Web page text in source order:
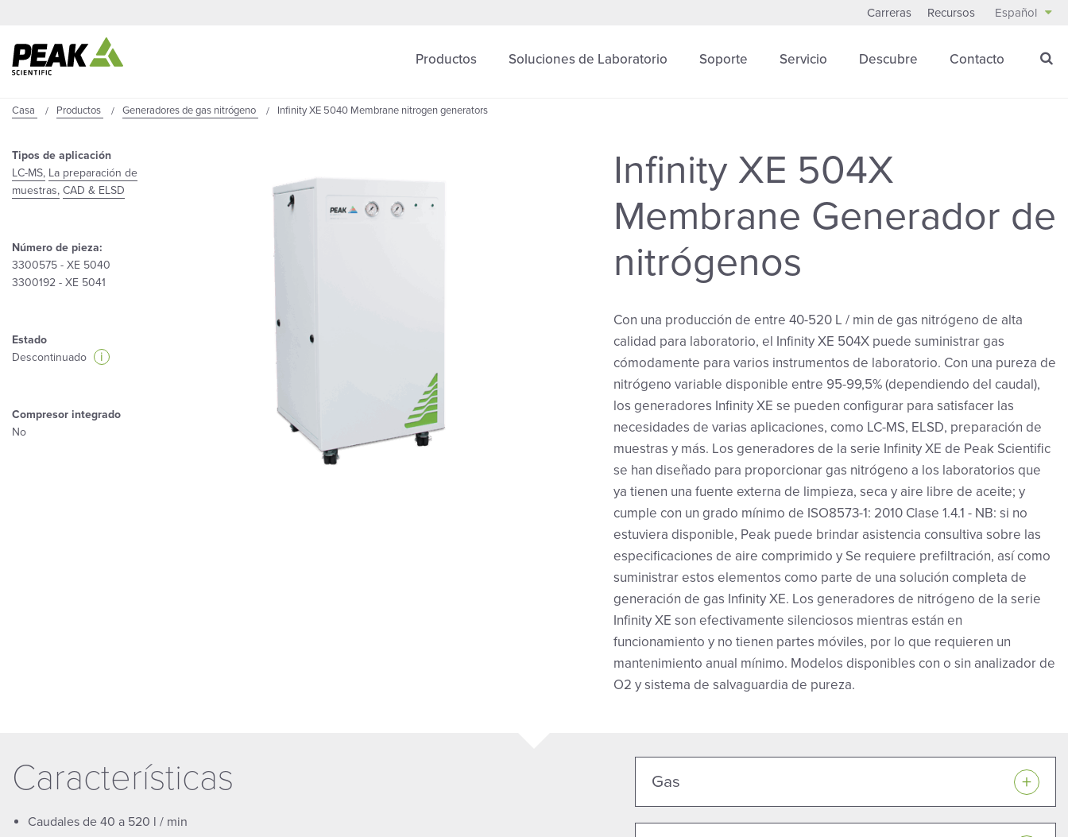
Carreras Recursos Español
Productos Soluciones de Laboratorio Soporte Servicio Descubre Contacto
Casa Productos Generadores de gas nitrógeno Infinity XE 5040 Membrane nitrogen generators
Tipos de aplicación
LC-MS, La preparación de
muestras, CAD & ELSD
Número de pieza:
3300575 - XE 5040
3300192 - XE 5041
Estado
Descontinuado
i
Compresor integrado
No
Infinity XE 504X
Membrane Generador de
nitrógenos
Con una producción de entre 40-520 L / min de gas nitrógeno de alta
calidad para laboratorio, el Infinity XE 504X puede suministrar gas
cómodamente para varios instrumentos de laboratorio. Con una pureza de
nitrógeno variable disponible entre 95-99,5% (dependiendo del caudal),
los generadores Infinity XE se pueden configurar para satisfacer las
necesidades de varias aplicaciones, como LC-MS, ELSD, preparación de
muestras y más. Los generadores de la serie Infinity XE de Peak Scientific
se han diseñado para proporcionar gas nitrógeno a los laboratorios que
ya tienen una fuente externa de limpieza, seca y aire libre de aceite; y
cumple con un grado mínimo de ISO8573-1: 2010 Clase 1.4.1 - NB: si no
estuviera disponible, Peak puede brindar asistencia consultiva sobre las
especificaciones de aire comprimido y Se requiere prefiltración, así como
suministrar estos elementos como parte de una solución completa de
generación de gas Infinity XE. Los generadores de nitrógeno de la serie
Infinity XE son efectivamente silenciosos mientras están en
funcionamiento y no tienen partes móviles, por lo que requieren un
mantenimiento anual mínimo. Modelos disponibles con o sin analizador de
O2 y sistema de salvaguardia de pureza.
Características
Caudales de 40 a 520 l / min
Gas